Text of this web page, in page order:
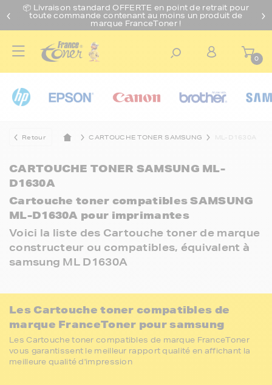
📦 Livraison standard OFFERTE en point de retrait pour
toute commande contenant au moins un produit de
marque FranceToner !
0
Retour CARTOUCHE TONER SAMSUNG ML-D1630A
CARTOUCHE TONER SAMSUNG ML-
D1630A
Cartouche toner compatibles SAMSUNG
ML-D1630A pour imprimantes
Voici la liste des Cartouche toner de marque
constructeur ou compatibles, équivalent à
samsung ML D1630A
Les Cartouche toner compatibles de
marque FranceToner pour samsung
Les Cartouche toner compatibles de marque FranceToner
vous garantissent le meilleur rapport qualité en affichant la
meilleure qualité d'impression